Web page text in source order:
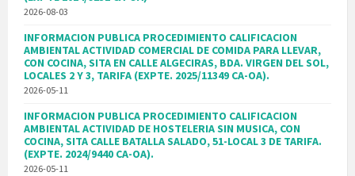
2026-08-03
INFORMACION PUBLICA PROCEDIMIENTO CALIFICACION
AMBIENTAL ACTIVIDAD COMERCIAL DE COMIDA PARA LLEVAR,
CON COCINA, SITA EN CALLE ALGECIRAS, BDA. VIRGEN DEL SOL,
LOCALES 2 Y 3, TARIFA (EXPTE. 2025/11349 CA-OA).
2026-05-11
INFORMACION PUBLICA PROCEDIMIENTO CALIFICACION
AMBIENTAL ACTIVIDAD DE HOSTELERIA SIN MUSICA, CON
COCINA, SITA CALLE BATALLA SALADO, 51-LOCAL 3 DE TARIFA.
(EXPTE. 2024/9440 CA-OA).
2026-05-11